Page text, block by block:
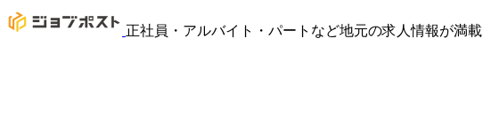
正社員・アルバイト・パートなど地元の求人情報が満載